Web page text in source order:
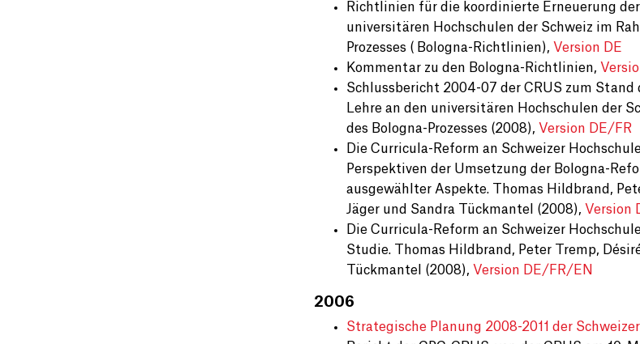
Richtlinien für die koordinierte Erneuerung
universitären Hochschulen der Schweiz im
Prozesses ( Bologna-Richtlinien), Version DE
Kommentar zu den Bologna-Richtlinien,
Schlussbericht 2004-07 der CRUS zum Stand
Lehre an den universitären Hochschulen der
des Bologna-Prozesses (2008), Version DE/FR
Die Curricula-Reform an Schweizer
Perspektiven der Umsetzung der Bologna-
ausgewählter Aspekte. Thomas Hildbrand,
Jäger und Sandra Tückmantel (2008), Version
Die Curricula-Reform an Schweizer
Studie. Thomas Hildbrand, Peter Tremp,
Tückmantel (2008), Version DE/FR/EN
2006
Strategische Planung 2008-2011 der